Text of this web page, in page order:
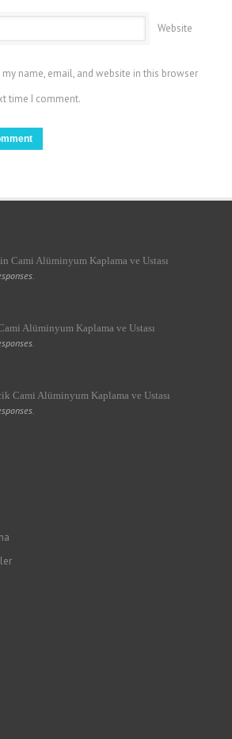
Website
my name, email, and website in this browser
time I comment.
Cami Alüminyum Kaplama ve Ustası
Alüminyum Kaplama ve Ustası
Cami Alüminyum Kaplama ve Ustası